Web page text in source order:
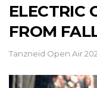
ELECTRIC
FROM
Tanzneid Open Air